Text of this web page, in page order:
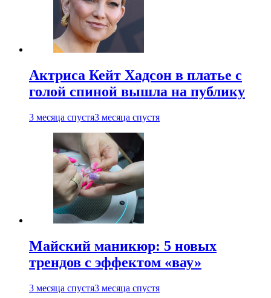
Актриса Кейт Хадсон в платье с
голой спиной вышла на публику
3 месяца спустя3 месяца спустя
Майский маникюр: 5 новых
трендов с эффектом «вау»
3 месяца спустя3 месяца спустя